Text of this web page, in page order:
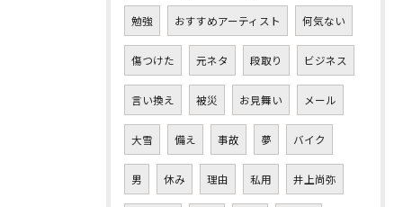
勉強 おすすめアーティスト 何気ない
傷つけた 元ネタ 段取り ビジネス
言い換え 被災 お見舞い メール
大雪 備え 事故 夢 バイク
男 休み 理由 私用 井上尚弥